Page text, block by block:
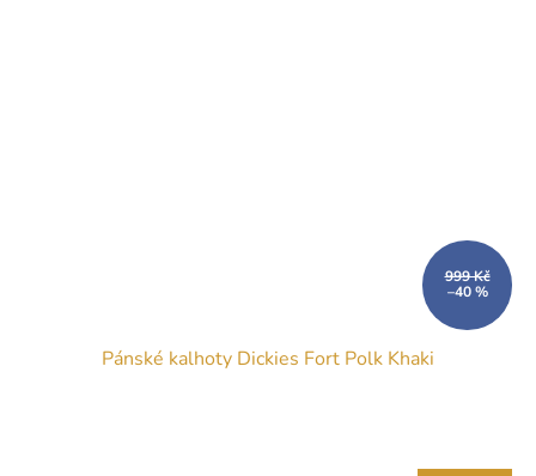
999 Kč
–40 %
Pánské kalhoty Dickies Fort Polk Khaki